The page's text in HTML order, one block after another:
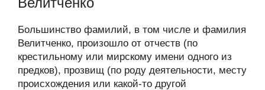
Большинство фамилий, в том числе и фамилия
Велитченко, произошло от отчеств (по
крестильному или мирскому имени одного из
предков), прозвищ (по роду деятельности, месту
происхождения или какой-то другой